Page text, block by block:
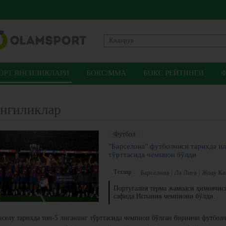
ЯНГИЛИКЛАРИ БОКС/ММА БОКС РЕЙТИНГИ
Футбол
"Барселона" футболчиси тарихда
тўрттасида чемпион бўлди
Теглар : Барселона Ла Лига Жоау
Португалия терма жамоаси
сафида Испания чемпиони бўлди.
тарихда топ-5 лиганинг тўрттасида чемпион бўлган биринчи